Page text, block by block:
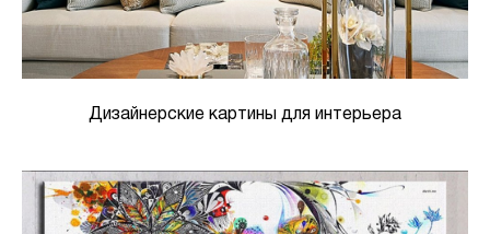
Дизайнерские картины для интерьера